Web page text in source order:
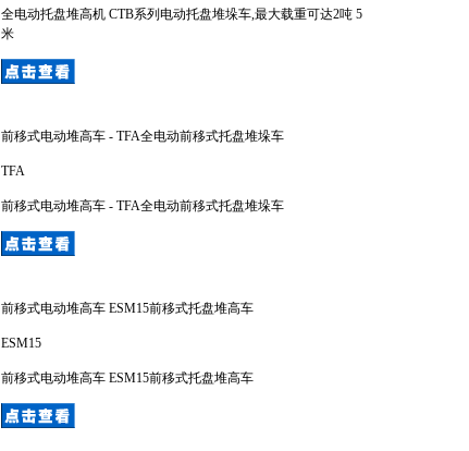
全电动托盘堆高机 CTB系列电动托盘堆垛车,最大载重可达2吨 5
米
前移式电动堆高车 - TFA全电动前移式托盘堆垛车
TFA
前移式电动堆高车 - TFA全电动前移式托盘堆垛车
前移式电动堆高车 ESM15前移式托盘堆高车
ESM15
前移式电动堆高车 ESM15前移式托盘堆高车